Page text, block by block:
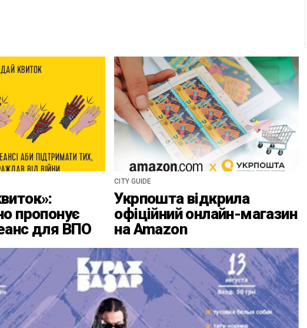
пропонує
для ВПО
CITY GUIDE
Укрпошта відкрила
офіційний онлайн-магазин
на Amazon